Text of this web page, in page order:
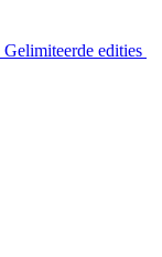
Gelimiteerde edities